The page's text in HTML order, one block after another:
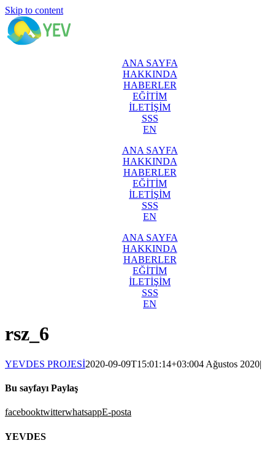
Skip to content
ANA SAYFA
HAKKINDA
HABERLER
EĞİTİM
İLETİŞİM
SSS
EN
ANA SAYFA
HAKKINDA
HABERLER
EĞİTİM
İLETİŞİM
SSS
EN
ANA SAYFA
HAKKINDA
HABERLER
EĞİTİM
İLETİŞİM
SSS
EN
rsz_6
YEVDES PROJESİ2020-09-09T15:01:14+03:004 Ağustos 2020|
Bu sayfayı Paylaş
facebooktwitterwhatsappE-posta
YEVDES